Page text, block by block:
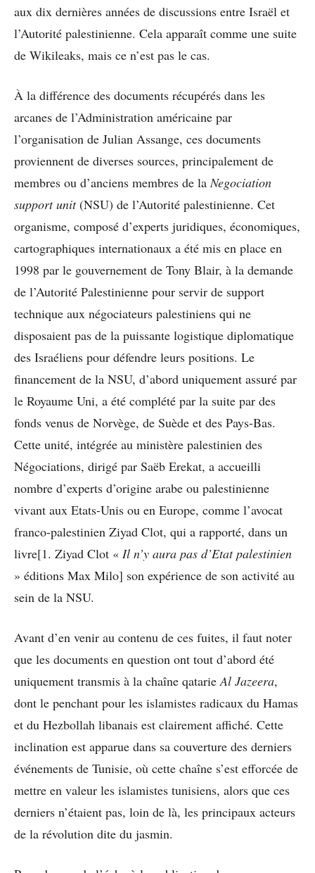
aux dix dernières années de discussions entre Israël et
l’Autorité palestinienne. Cela apparaît comme une suite
de Wikileaks, mais ce n’est pas le cas.
À la différence des documents récupérés dans les
arcanes de l’Administration américaine par
l’organisation de Julian Assange, ces documents
proviennent de diverses sources, principalement de
membres ou d’anciens membres de la Negociation
support unit(NSU) de l’Autorité palestinienne. Cet
organisme, composé d’experts juridiques, économiques,
cartographiques internationaux a été mis en place en
1998 par le gouvernement de Tony Blair, à la demande
de l’Autorité Palestinienne pour servir de support
technique aux négociateurs palestiniens qui ne
disposaient pas de la puissante logistique diplomatique
des Israéliens pour défendre leurs positions. Le
financement de la NSU, d’abord uniquement assuré par
le Royaume Uni, a été complété par la suite par des
fonds venus de Norvège, de Suède et des Pays-Bas.
Cette unité, intégrée au ministère palestinien des
Négociations, dirigé par Saëb Erekat, a accueilli
nombre d’experts d’origine arabe ou palestinienne
vivant aux Etats-Unis ou en Europe, comme l’avocat
franco-palestinien Ziyad Clot, qui a rapporté, dans un
livre[1. Ziyad Clot « Il n’y aura pas d’Etat palestinien
» éditions Max Milo] son expérience de son activité au
sein de la NSU.
Avant d’en venir au contenu de ces fuites, il faut noter
que les documents en question ont tout d’abord été
uniquement transmis à la chaîne qatarie Al Jazeera,
dont le penchant pour les islamistes radicaux du Hamas
et du Hezbollah libanais est clairement affiché. Cette
inclination est apparue dans sa couverture des derniers
événements de Tunisie, où cette chaîne s’est efforcée de
mettre en valeur les islamistes tunisiens, alors que ces
derniers n’étaient pas, loin de là, les principaux acteurs
de la révolution dite du jasmin.